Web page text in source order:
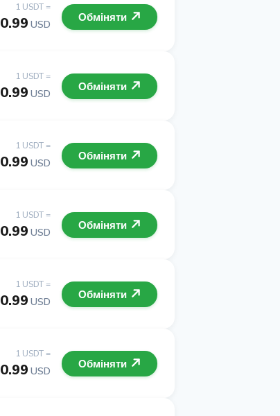
1 USDT =
0.99 USD
Обміняти
1 USDT =
0.99 USD
Обміняти
1 USDT =
0.99 USD
Обміняти
1 USDT =
0.99 USD
Обміняти
1 USDT =
0.99 USD
Обміняти
1 USDT =
0.99 USD
Обміняти